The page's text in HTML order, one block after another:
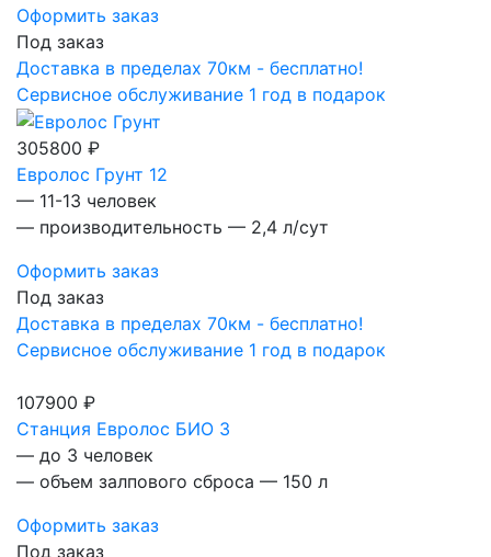
Оформить заказ
Под заказ
Доставка в пределах 70км - бесплатно!
Сервисное обслуживание 1 год в подарок
305800 ₽
Евролос Грунт 12
— 11-13 человек
— производительность — 2,4 л/сут
Оформить заказ
Под заказ
Доставка в пределах 70км - бесплатно!
Сервисное обслуживание 1 год в подарок
107900 ₽
Станция Евролос БИО 3
— до 3 человек
— объем залпового сброса — 150 л
Оформить заказ
Под заказ